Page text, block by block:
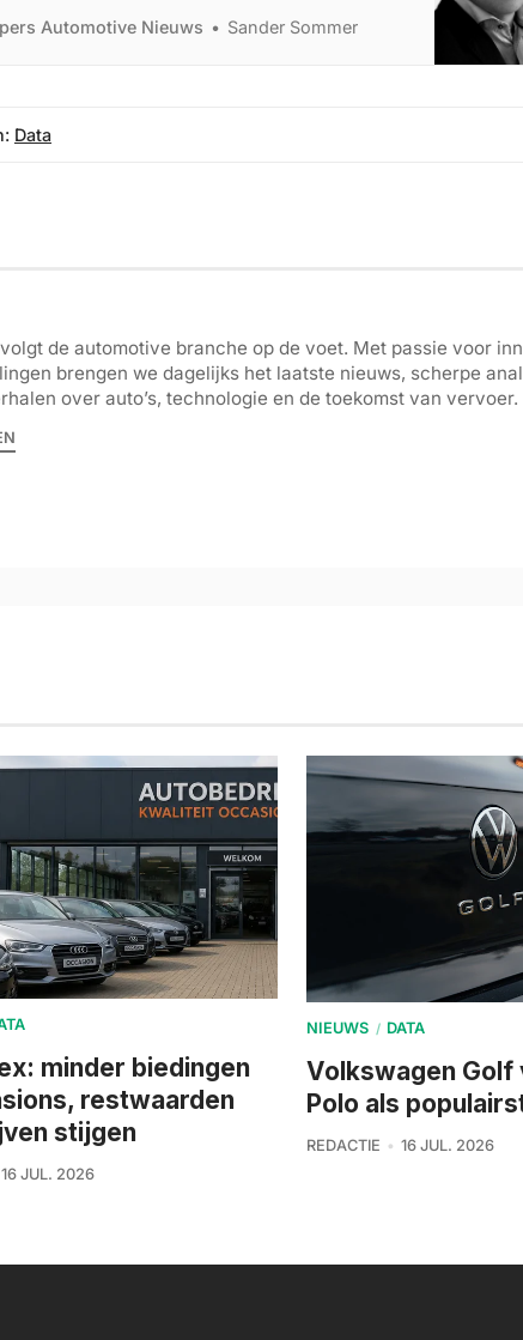
Automotive Nieuws Sander Sommer
Data
de automotive branche op de voet. Met passie voor
brengen we dagelijks het laatste nieuws, scherpe
over auto’s, technologie en de toekomst van vervoer.
minder biedingen
restwaarden
stijgen
16 JUL. 2026
NIEUWS / DATA
Volkswagen Golf
Polo als
REDACTIE 16 JUL. 2026